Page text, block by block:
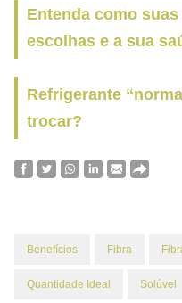
Entenda como
escolhas e a sua
Refrigerante
trocar?
Benefícios Fibra
Quantidade Ideal Solúvel